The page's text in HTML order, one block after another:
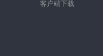
客户端下载